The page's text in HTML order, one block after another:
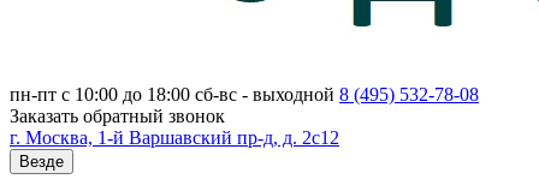
пн-пт с 10:00 до 18:00 сб-вс - выходной 8 (495) 532-78-08
Заказать обратный звонок
г. Москва, 1-й Варшавский пр-д, д. 2с12
Везде